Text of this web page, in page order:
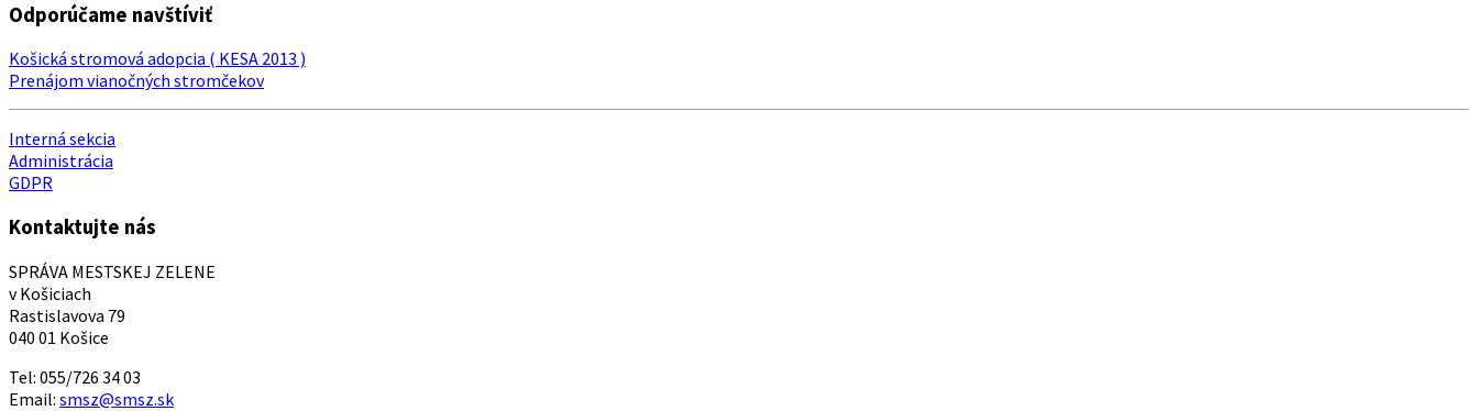
Odporúčame navštíviť
Košická stromová adopcia ( KESA 2013 )
Prenájom vianočných stromčekov
Interná sekcia
Administrácia
GDPR
Kontaktujte nás
SPRÁVA MESTSKEJ ZELENE
v Košiciach
Rastislavova 79
040 01 Košice
Tel: 055/726 34 03
Email: smsz@smsz.sk